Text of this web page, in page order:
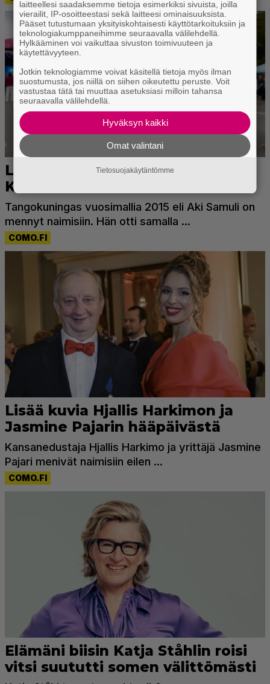
laitteellesi saadaksemme tietoja esimerkiksi sivuista, joilla
vierailit, IP-osoitteestasi sekä laitteesi ominaisuuksista.
Pääset tutustumaan yksityiskohtaisesti käyttötarkoituksiin ja
teknologiakumppaneihimme seuraavalla välilehdellä.
Hylkääminen voi vaikuttaa sivuston toimivuuteen ja
käytettävyyteen.
Jotkin teknologiamme voivat käsitellä tietoja myös ilman
suostumusta, jos niillä on siihen oikeutettu peruste. Voit
vastustaa tätä tai muuttaa asetuksiasi milloin tahansa
seuraavalla välilehdellä.
Hyväksyn kaikki
Omat valintani
Tietosuojakäytäntömme